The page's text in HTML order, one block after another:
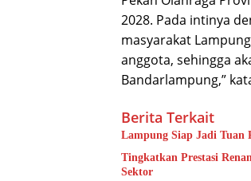
2028. Pada intinya
masyarakat
anggota, sehingga
Bandarlampung,”
Berita Terkait
Lampung Siap Jadi Tuan
Tingkatkan Prestasi
Sektor